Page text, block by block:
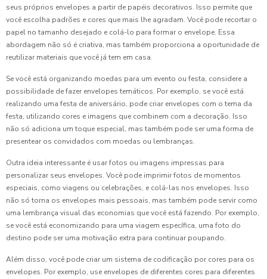
seus próprios envelopes a partir de papéis decorativos. Isso permite que
você escolha padrões e cores que mais lhe agradam. Você pode recortar o
papel no tamanho desejado e colá-lo para formar o envelope. Essa
abordagem não só é criativa, mas também proporciona a oportunidade de
reutilizar materiais que você já tem em casa.
Se você está organizando moedas para um evento ou festa, considere a
possibilidade de fazer envelopes temáticos. Por exemplo, se você está
realizando uma festa de aniversário, pode criar envelopes com o tema da
festa, utilizando cores e imagens que combinem com a decoração. Isso
não só adiciona um toque especial, mas também pode ser uma forma de
presentear os convidados com moedas ou lembranças.
Outra ideia interessante é usar fotos ou imagens impressas para
personalizar seus envelopes. Você pode imprimir fotos de momentos
especiais, como viagens ou celebrações, e colá-las nos envelopes. Isso
não só torna os envelopes mais pessoais, mas também pode servir como
uma lembrança visual das economias que você está fazendo. Por exemplo,
se você está economizando para uma viagem específica, uma foto do
destino pode ser uma motivação extra para continuar poupando.
Além disso, você pode criar um sistema de codificação por cores para os
envelopes. Por exemplo, use envelopes de diferentes cores para diferentes